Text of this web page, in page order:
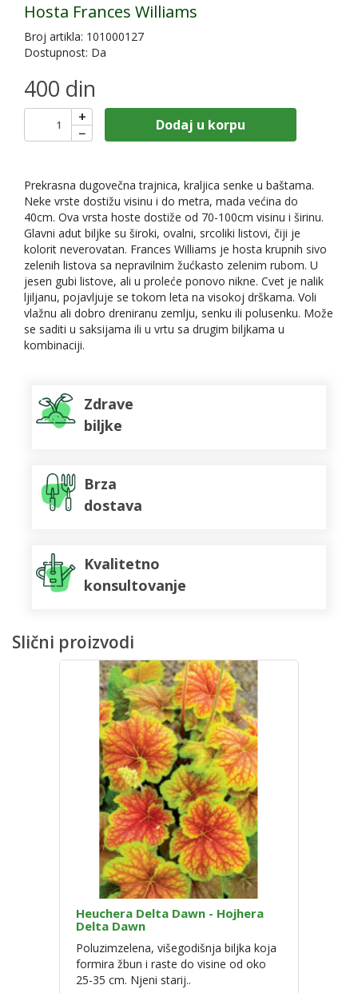
Hosta Frances Williams
Broj artikla: 101000127
Dostupnost: Da
400 din
+
−
Dodaj u korpu
Prekrasna dugovečna trajnica, kraljica senke u baštama.
Neke vrste dostižu visinu i do metra, mada većina do
40cm. Ova vrsta hoste dostiže od 70-100cm visinu i širinu.
Glavni adut biljke su široki, ovalni, srcoliki listovi, čiji je
kolorit neverovatan. Frances Williams je hosta krupnih sivo
zelenih listova sa nepravilnim žućkasto zelenim rubom. U
jesen gubi listove, ali u proleće ponovo nikne. Cvet je nalik
ljiljanu, pojavljuje se tokom leta na visokoj drškama. Voli
vlažnu ali dobro dreniranu zemlju, senku ili polusenku. Može
se saditi u saksijama ili u vrtu sa drugim biljkama u
kombinaciji.
Zdrave
biljke
Brza
dostava
Kvalitetno
konsultovanje
Slični proizvodi
Heuchera Delta Dawn - Hojhera
Delta Dawn
Poluzimzelena, višegodišnja biljka koja
formira žbun i raste do visine od oko
25-35 cm. Njeni starij..